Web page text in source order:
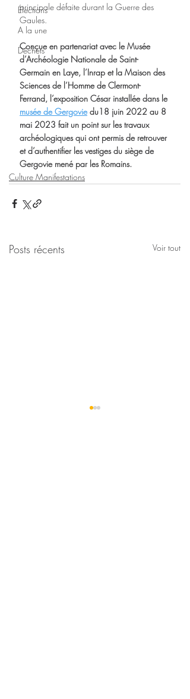
Élections
A la une
Déchets
principale défaite durant la Guerre des
Gaules.
Conçue en partenariat avec le Musée
d’Archéologie Nationale de Saint-
Germain en Laye, l’Inrap et la Maison des
Sciences de l’Homme de Clermont-
Ferrand, l’exposition César installée dans le
musée de Gergovie du18 juin 2022 au 8
mai 2023 fait un point sur les travaux
archéologiques qui ont permis de retrouver
et d’authentifier les vestiges du siège de
Gergovie mené par les Romains.
Culture Manifestations
Posts récents Voir tout